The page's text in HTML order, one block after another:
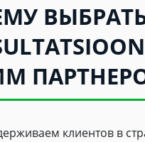
ВЫБРАТЬ
клиентов в